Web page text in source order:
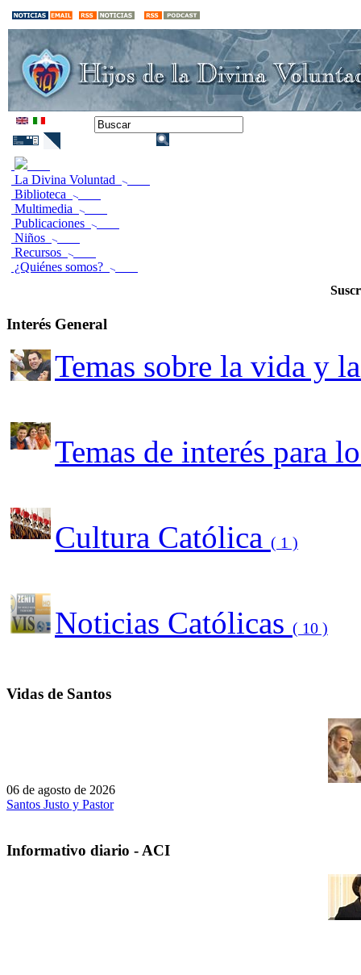
La Divina Voluntad
Biblioteca
Multimedia
Publicaciones
Niños
Recursos
¿Quiénes somos?
Interés General
Temas sobre la vida y
Temas de interés para
Cultura Católica ( 1 )
Noticias Católicas ( 10 )
Vidas de Santos
06 de agosto de 2026
Santos Justo y Pastor
Informativo diario - ACI